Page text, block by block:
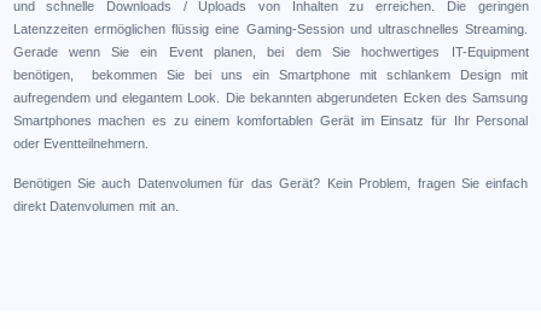
und schnelle Downloads / Uploads von Inhalten zu erreichen. Die geringen
Latenzzeiten ermöglichen flüssig eine Gaming-Session und ultraschnelles Streaming.
Gerade wenn Sie ein Event planen, bei dem Sie hochwertiges IT-Equipment
benötigen, bekommen Sie bei uns ein Smartphone mit schlankem Design mit
aufregendem und elegantem Look. Die bekannten abgerundeten Ecken des Samsung
Smartphones machen es zu einem komfortablen Gerät im Einsatz für Ihr Personal
oder Eventteilnehmern.
Benötigen Sie auch Datenvolumen für das Gerät? Kein Problem, fragen Sie einfach
direkt Datenvolumen mit an.